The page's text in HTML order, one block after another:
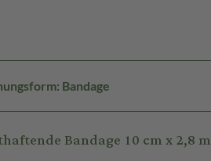
Bandage
Bandage 10 cm x 2,8 m